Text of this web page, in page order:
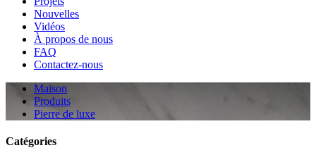
Nouvelles
Vidéos
À propos de nous
FAQ
Contactez-nous
Maison
Produits
Pierre de luxe
Catégories